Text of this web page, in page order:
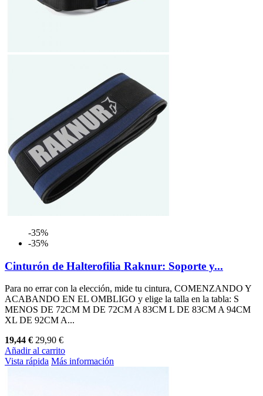
-35%
-35%
Cinturón de Halterofilia Raknur: Soporte y...
Para no errar con la elección, mide tu cintura, COMENZANDO Y
ACABANDO EN EL OMBLIGO y elige la talla en la tabla: S
MENOS DE 72CM M DE 72CM A 83CM L DE 83CM A 94CM
XL DE 92CM A...
19,44 € 29,90 €
Añadir al carrito
Vista rápida Más información